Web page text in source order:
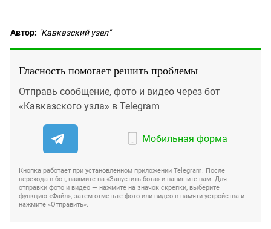
Автор: "Кавказский узел"
Гласность помогает решить проблемы
Отправь сообщение, фото и видео через бот
«Кавказского узла» в Telegram
Мобильная форма
Кнопка работает при установленном приложении Telegram. После
перехода в бот, нажмите на «Запустить бота» и напишите нам. Для
отправки фото и видео — нажмите на значок скрепки, выберите
функцию «Файл», затем отметьте фото или видео в памяти устройства и
нажмите «Отправить».